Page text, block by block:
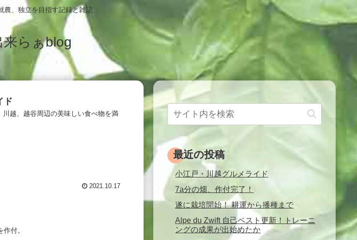
農、独立を目指す記録と雑記
来らぁblog
ド
越、越谷周辺の美味しい食べ物を満
2021.10.17
付。
最近の投稿
小江戸・川越グルメライド
7a分の畑、作付完了！
遂に栽培開始！ 耕運から播種まで
Alpe du Zwift 自己ベスト更新！トレーニ
ングの成果が出始めたか